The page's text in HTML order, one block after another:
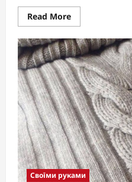
Read MoreRead
more
Бабочка
на
нігтях:
техніки,
тренди
2026
та
секрети
ідеального
дизайну
Своїми руками